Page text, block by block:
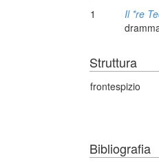
1
Il *re
Struttura
frontespizio
Bibliografia